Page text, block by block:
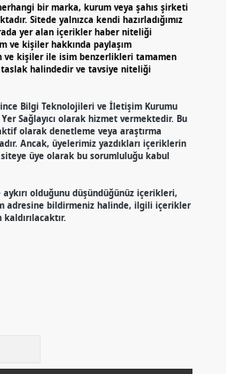
bir marka, kurum veya şahıs şirketi
Sitede yalnızca kendi hazırladığımız
yer alan içerikler haber niteliği
ve kişiler hakkında paylaşım
ve kişiler ile isim benzerlikleri tamamen
halindedir ve tavsiye niteliği
Bilgi Teknolojileri ve İletişim Kurumu
Sağlayıcı olarak hizmet vermektedir. Bu
olarak denetleme veya araştırma
Ancak, üyelerimiz yazdıkları içeriklerin
üye olarak bu sorumluluğu kabul
olduğunu düşündüğünüz içerikleri,
adresine bildirmeniz halinde, ilgili içerikler